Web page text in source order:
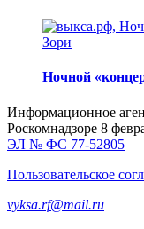
Ночной
Информационное
Роскомнадзоре 8
ЭЛ № ФС 77-52805
Пользовательское
vyksa.rf@mail.ru